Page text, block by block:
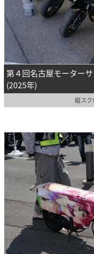
第４回名古屋モーター
(2025年)
縦ス